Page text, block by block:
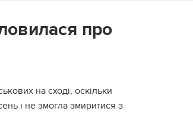
про
на сході, оскільки
і не змогла змиритися з